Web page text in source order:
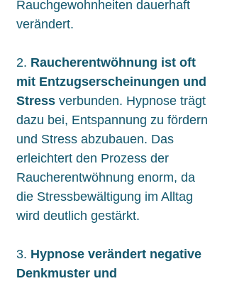
Rauchgewohnheiten dauerhaft
verändert.
2. Raucherentwöhnung ist oft
mit Entzugserscheinungen und
Stress verbunden. Hypnose trägt
dazu bei, Entspannung zu fördern
und Stress abzubauen. Das
erleichtert den Prozess der
Raucherentwöhnung enorm, da
die Stressbewältigung im Alltag
wird deutlich gestärkt.
3. Hypnose verändert negative
Denkmuster und